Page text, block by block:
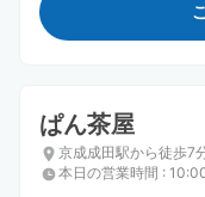
ぱん茶屋
京成成田駅から徒歩7
本日の営業時間 :